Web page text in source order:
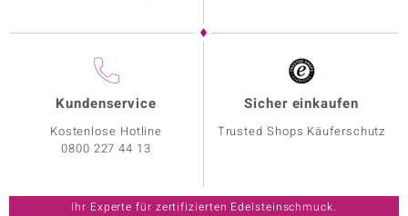
Kundenservice
Kostenlose Hotline
0800 227 44 13
Sicher einkaufen
Trusted Shops Käuferschutz
Ihr Experte für zertifizierten Edelsteinschmuck.